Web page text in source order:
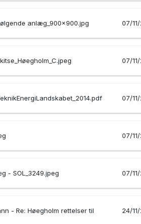
anlæg_900x900.jpg 07/
07/
07/
07/
- SOL_3249.jpeg 07/
- Re: Høegholm rettelser til
24/